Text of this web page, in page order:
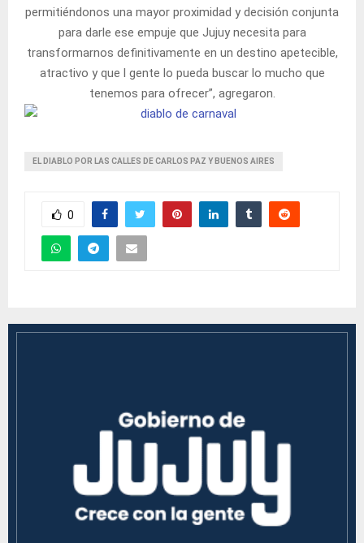
permitiéndonos una mayor proximidad y decisión conjunta
para darle ese empuje que Jujuy necesita para
transformarnos definitivamente en un destino apetecible,
atractivo y que l gente lo pueda buscar lo mucho que
tenemos para ofrecer”, agregaron.
EL DIABLO POR LAS CALLES DE CARLOS PAZ Y BUENOS AIRES
0